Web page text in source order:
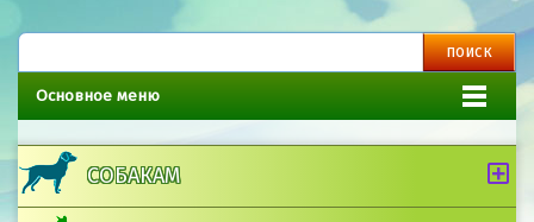
Основное меню
СОБАКАМ